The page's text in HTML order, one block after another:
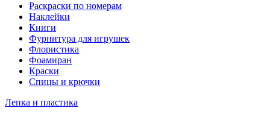
Раскраски по номерам
Наклейки
Книги
Фурнитура для игрушек
Флористика
Фоамиран
Краски
Спицы и крючки
Лепка и пластика